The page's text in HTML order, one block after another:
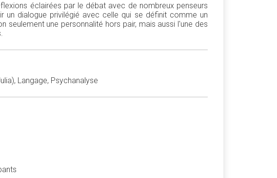
éclairées par le débat avec de nombreux penseurs
un dialogue privilégié avec celle qui se définit comme un
seulement une personnalité hors pair, mais aussi l'une des
Langage, Psychanalyse